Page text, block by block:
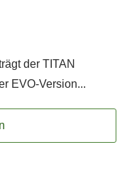
der TITAN
EVO-Version...